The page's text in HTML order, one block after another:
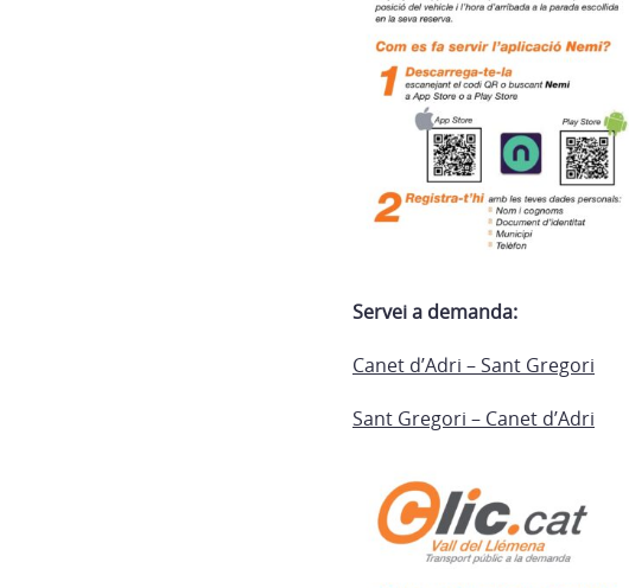
Servei a demanda:
Canet d’Adri – Sant Gregori
Sant Gregori – Canet d’Adri